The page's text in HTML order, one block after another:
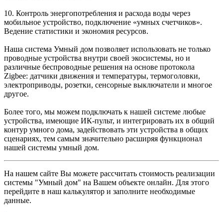
10. Контроль энергопотребления и расхода воды через
мобильное устройство, подключение «умных счетчиков».
Ведение статистики и экономия ресурсов.
Наша система Умный дом позволяет использовать не только
проводные устройства внутри своей экосистемы, но и
различные беспроводные решения на основе протокола
Zigbee: датчики движения и температуры, термоголовки,
электроприводы, розетки, сенсорные выключатели и многое
другое.
Более того, мы можем подключать к нашей системе любые
устройства, имеющие ИК-пульт, и интегрировать их в общий
контур умного дома, задействовать эти устройства в общих
сценариях, тем самым значительно расширяя функционал
нашей системы умный дом.
На нашем сайте Вы можете рассчитать стоимость реализации
системы "Умный дом" на Вашем объекте онлайн. Для этого
перейдите в наш калькулятор и заполните необходимые
данные.